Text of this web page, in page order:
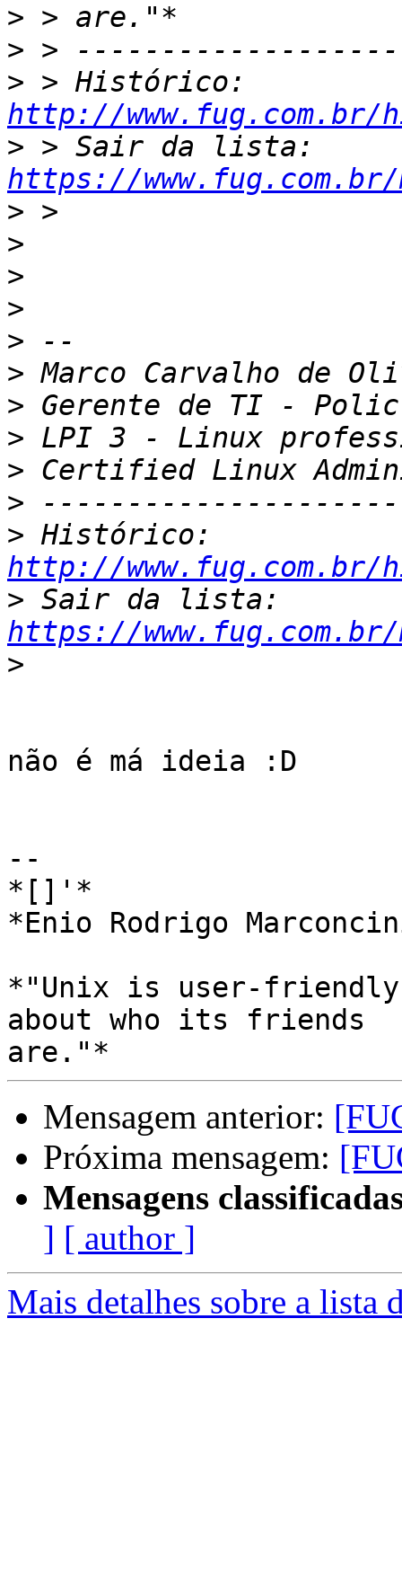
>
>
>
http://
>
https://
>
>
>
>
>
>
>
>
>
>
>
http://
>
https://
>
​não é má ideia :D ​
--
*[]'*
*Enio Rodrigo
*"Unix is user-
about who its friends
Mensagem anterior:
Próxima mensagem:
Mensagens
] [ author ]
Mais detalhes sobre a lista